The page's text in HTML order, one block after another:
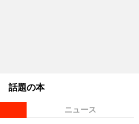
話題の本
ニュース